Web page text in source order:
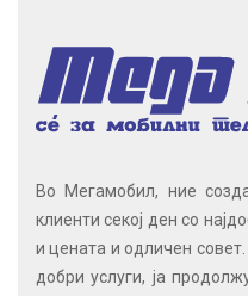
Во Мегамобил, ние
клиенти секој ден со
и цената и одличен
добри услуги, ја